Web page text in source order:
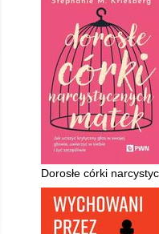
Dorosłe córki